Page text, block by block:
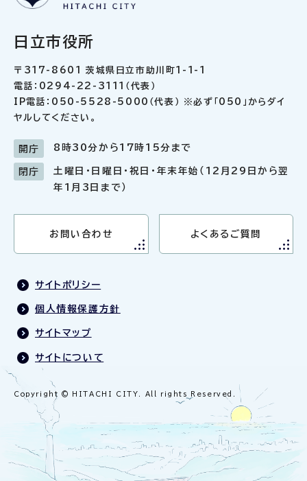
日立市役所
〒317-8601 茨城県日立市助川町1-1-1
電話：0294-22-3111（代表）
IP電話：050-5528-5000（代表） ※必ず「050」からダイ
ヤルしてください。
開庁 8時30分から17時15分まで
閉庁
土曜日・日曜日・祝日・年末年始（12月29日から翌
年1月3日まで）
お問い合わせ よくあるご質問
サイトポリシー
個人情報保護方針
サイトマップ
サイトについて
Copyright © HITACHI CITY. All rights Reserved.